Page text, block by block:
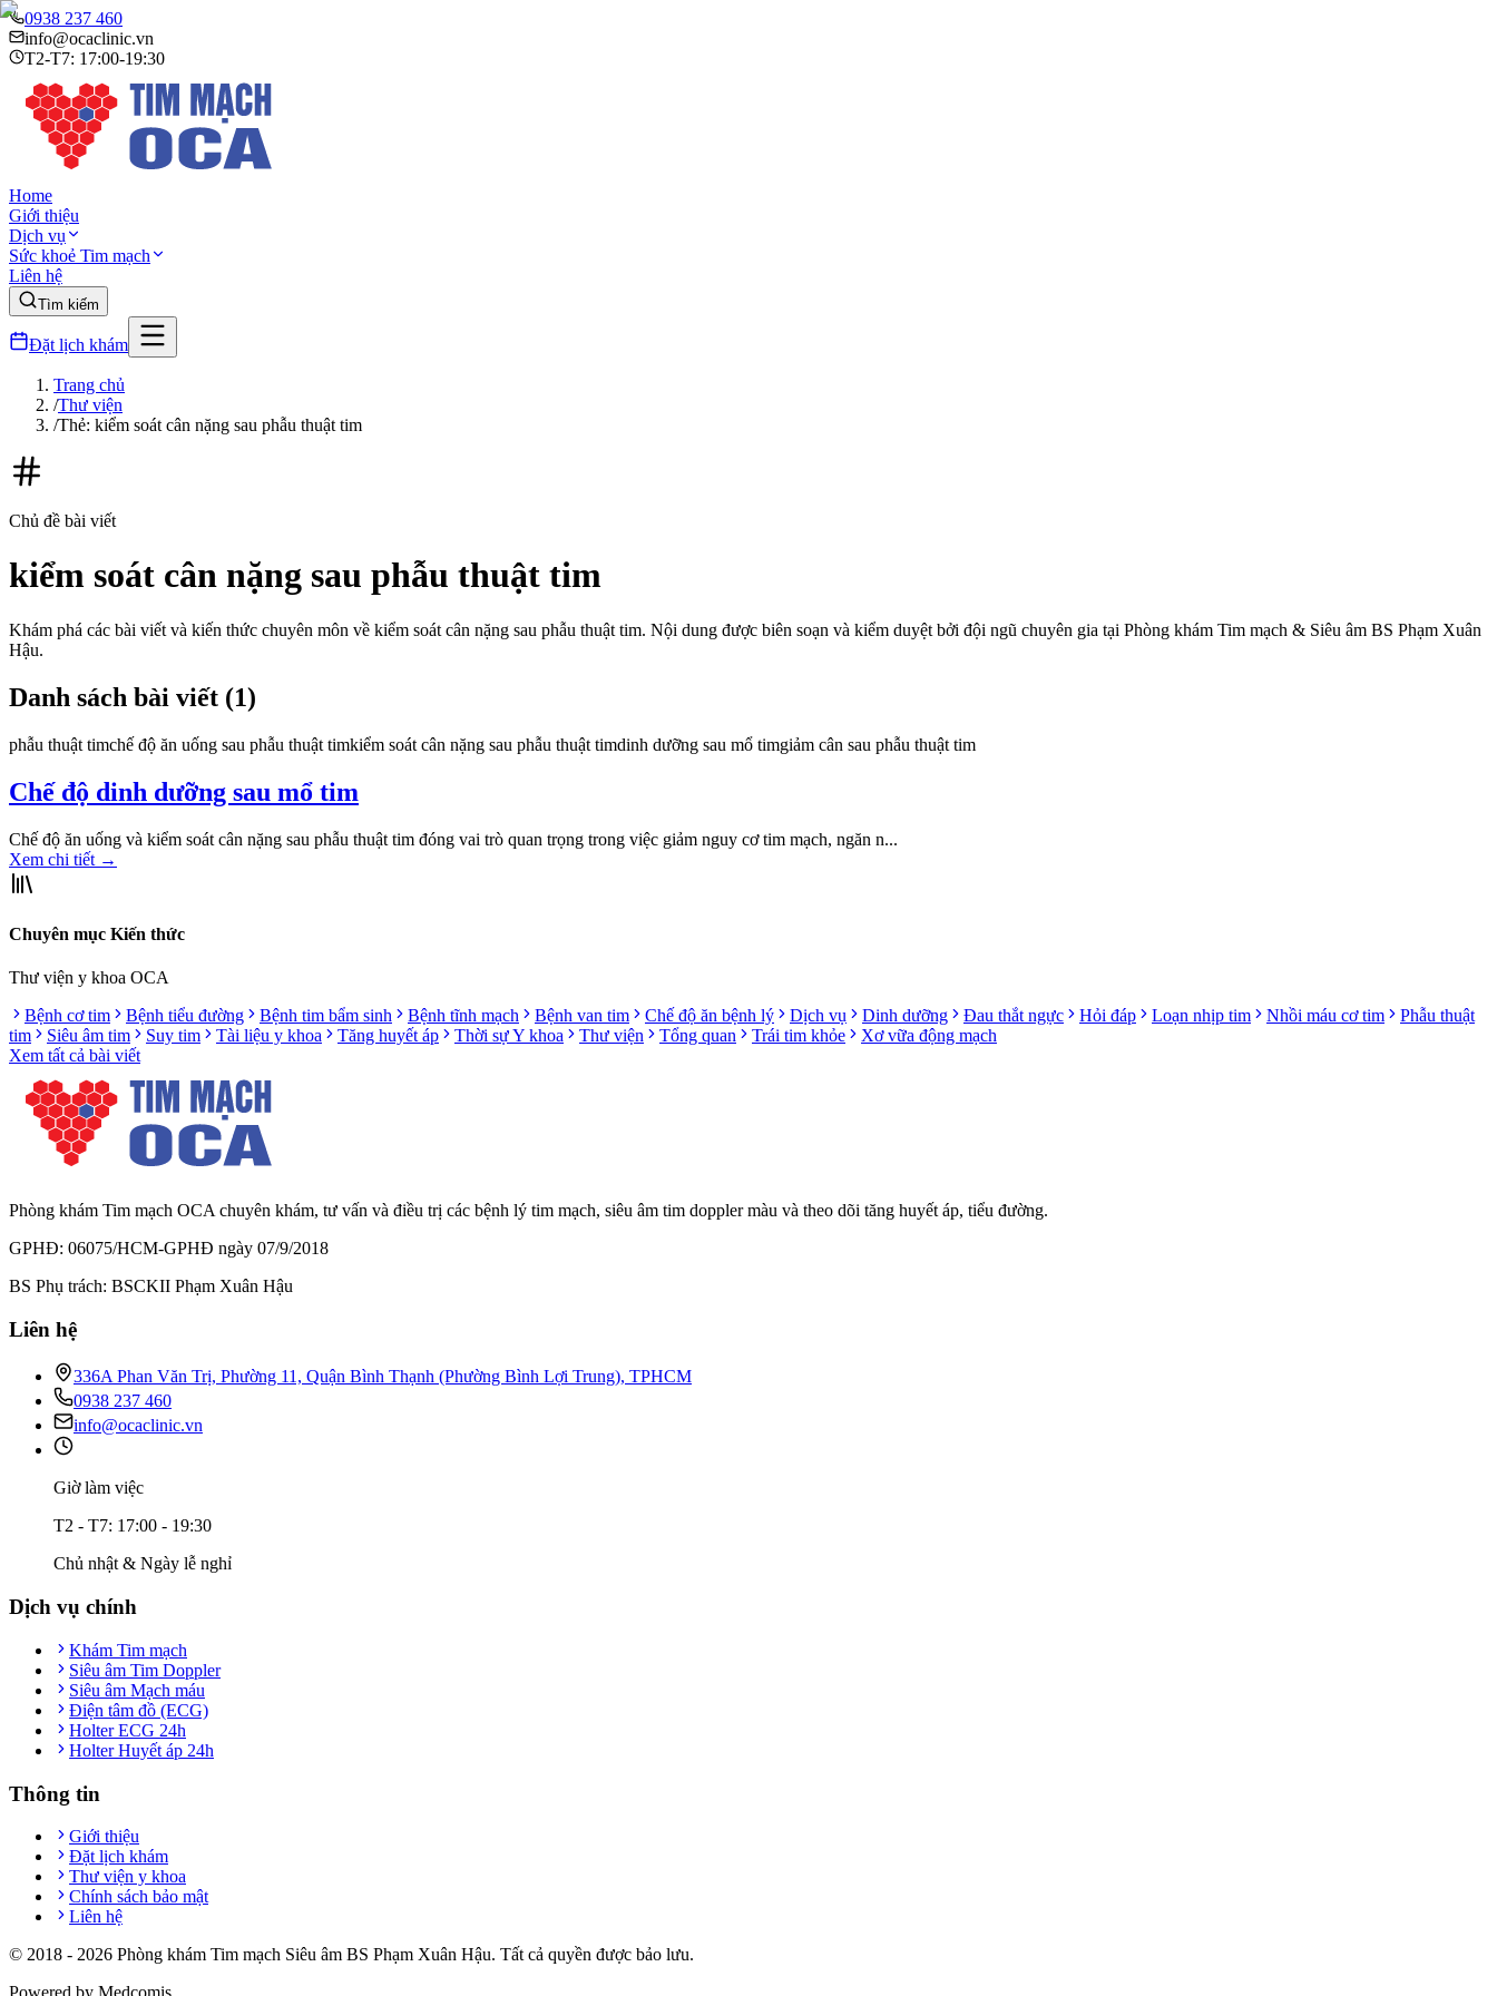
0938 237 460
info@ocaclinic.vn
T2-T7: 17:00-19:30
Home
Giới thiệu
Dịch vụ
Sức khoẻ Tim mạch
Liên hệ
Tìm kiếm
Đặt lịch khám
Trang chủ
/Thư viện
/Thẻ: kiểm soát cân nặng sau phẫu thuật tim
Chủ đề bài viết
kiểm soát cân nặng sau phẫu thuật tim
Khám phá các bài viết và kiến thức chuyên môn về kiểm soát cân nặng sau phẫu thuật tim. Nội dung được biên soạn và kiểm duyệt bởi đội ngũ chuyên gia tại Phòng khám Tim mạch & Siêu âm BS Phạm Xuân
Hậu.
Danh sách bài viết (1)
phẫu thuật timchế độ ăn uống sau phẫu thuật timkiểm soát cân nặng sau phẫu thuật timdinh dưỡng sau mổ timgiảm cân sau phẫu thuật tim
Chế độ dinh dưỡng sau mổ tim
Chế độ ăn uống và kiểm soát cân nặng sau phẫu thuật tim đóng vai trò quan trọng trong việc giảm nguy cơ tim mạch, ngăn n...
Xem chi tiết →
Chuyên mục Kiến thức
Thư viện y khoa OCA
Bệnh cơ tim
Bệnh tiểu đường Bệnh tim bẩm sinh Bệnh tĩnh mạch Bệnh van tim Chế độ ăn bệnh lý Dịch vụ Dinh dưỡng Đau thắt ngực Hỏi đáp Loạn nhịp tim Nhồi máu cơ tim
Phẫu thuật
tim
Siêu âm tim Suy tim Tài liệu y khoa Tăng huyết áp Thời sự Y khoa Thư viện Tổng quan Trái tim khỏe
Xơ vữa động mạch
Xem tất cả bài viết
Phòng khám Tim mạch OCA chuyên khám, tư vấn và điều trị các bệnh lý tim mạch, siêu âm tim doppler màu và theo dõi tăng huyết áp, tiểu đường.
GPHĐ: 06075/HCM-GPHĐ ngày 07/9/2018
BS Phụ trách: BSCKII Phạm Xuân Hậu
Liên hệ
336A Phan Văn Trị, Phường 11, Quận Bình Thạnh (Phường Bình Lợi Trung), TPHCM
0938 237 460
info@ocaclinic.vn
Giờ làm việc
T2 - T7: 17:00 - 19:30
Chủ nhật & Ngày lễ nghỉ
Dịch vụ chính
Khám Tim mạch
Siêu âm Tim Doppler
Siêu âm Mạch máu
Điện tâm đồ (ECG)
Holter ECG 24h
Holter Huyết áp 24h
Thông tin
Giới thiệu
Đặt lịch khám
Thư viện y khoa
Chính sách bảo mật
Liên hệ
© 2018 - 2026 Phòng khám Tim mạch Siêu âm BS Phạm Xuân Hậu. Tất cả quyền được bảo lưu.